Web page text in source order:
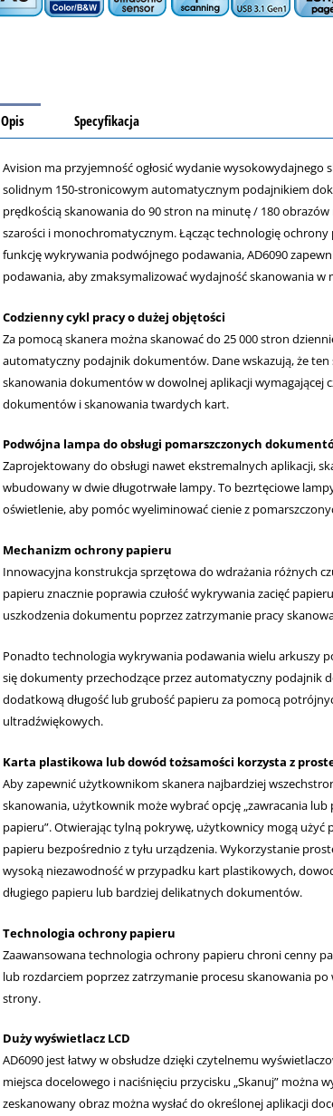
Opis Specyfikacja
Avision ma przyjemność ogłosić wydanie wysokowydajnego
solidnym 150-stronicowym automatycznym podajnikiem
prędkością skanowania do 90 stron na minutę / 180
szarości i monochromatycznym. Łącząc technologię
funkcję wykrywania podwójnego podawania, AD6090
podawania, aby zmaksymalizować wydajność skanowania w
Codzienny cykl pracy o dużej objętości
Za pomocą skanera można skanować do 25 000 stron
automatyczny podajnik dokumentów. Dane wskazują, że ten
skanowania dokumentów w dowolnej aplikacji wymagającej
dokumentów i skanowania twardych kart.
Podwójna lampa do obsługi pomarszczonych
Zaprojektowany do obsługi nawet ekstremalnych aplikacji,
wbudowany w dwie długotrwałe lampy. To bezrtęciowe
oświetlenie, aby pomóc wyeliminować cienie z
Mechanizm ochrony papieru
Innowacyjna konstrukcja sprzętowa do wdrażania różnych
papieru znacznie poprawia czułość wykrywania zacięć
uszkodzenia dokumentu poprzez zatrzymanie pracy
Ponadto technologia wykrywania podawania wielu arkuszy
się dokumenty przechodzące przez automatyczny podajnik
dodatkową długość lub grubość papieru za pomocą
ultradźwiękowych.
Karta plastikowa lub dowód tożsamości korzysta z
Aby zapewnić użytkownikom skanera najbardziej
skanowania, użytkownik może wybrać opcję „zawracania lub
papieru”. Otwierając tylną pokrywę, użytkownicy mogą użyć
papieru bezpośrednio z tyłu urządzenia. Wykorzystanie
wysoką niezawodność w przypadku kart plastikowych,
długiego papieru lub bardziej delikatnych dokumentów.
Technologia ochrony papieru
Zaawansowana technologia ochrony papieru chroni cenny
lub rozdarciem poprzez zatrzymanie procesu skanowania
strony.
Duży wyświetlacz LCD
AD6090 jest łatwy w obsłudze dzięki czytelnemu
miejsca docelowego i naciśnięciu przycisku „Skanuj” można
zeskanowany obraz można wysłać do określonej aplikacji